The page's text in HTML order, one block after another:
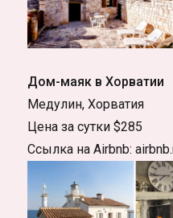
Дом-маяк в Хорватии
Медулин, Хорватия
Цена за сутки $285
Ссылка на Airbnb: